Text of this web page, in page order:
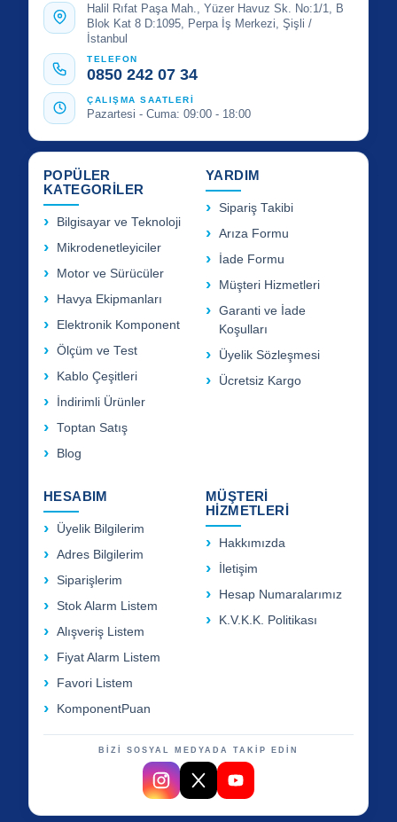
Halil Rıfat Paşa Mah., Yüzer Havuz Sk. No:1/1, B
Blok Kat 8 D:1095, Perpa İş Merkezi, Şişli /
İstanbul
TELEFON
0850 242 07 34
ÇALIŞMA SAATLERİ
Pazartesi - Cuma: 09:00 - 18:00
POPÜLER
KATEGORİLER
Bilgisayar ve Teknoloji
Mikrodenetleyiciler
Motor ve Sürücüler
Havya Ekipmanları
Elektronik Komponent
Ölçüm ve Test
Kablo Çeşitleri
İndirimli Ürünler
Toptan Satış
Blog
YARDIM
Sipariş Takibi
Arıza Formu
İade Formu
Müşteri Hizmetleri
Garanti ve İade
Koşulları
Üyelik Sözleşmesi
Ücretsiz Kargo
HESABIM
Üyelik Bilgilerim
Adres Bilgilerim
Siparişlerim
Stok Alarm Listem
Alışveriş Listem
Fiyat Alarm Listem
Favori Listem
KomponentPuan
MÜŞTERİ
HİZMETLERİ
Hakkımızda
İletişim
Hesap Numaralarımız
K.V.K.K. Politikası
BİZİ SOSYAL MEDYADA TAKİP EDİN